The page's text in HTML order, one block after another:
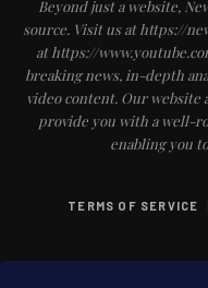
Beyond just a website,
source. Visit us at https://
at https://
breaking news, in-depth
video content. Our website
provide you with a well-
enabling you
TERMS OF SERVICE